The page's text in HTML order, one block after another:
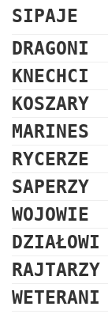
SIPAJE
DRAGONI
KNECHCI
KOSZARY
MARINES
RYCERZE
SAPERZY
WOJOWIE
DZIAŁOWI
RAJTARZY
WETERANI